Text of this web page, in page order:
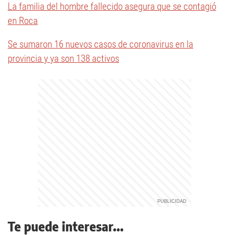
La familia del hombre fallecido asegura que se contagió
en Roca
Se sumaron 16 nuevos casos de coronavirus en la
provincia y ya son 138 activos
Te puede interesar...